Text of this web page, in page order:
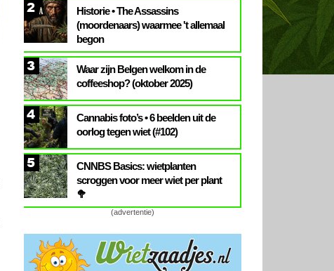
2
Historie • The Assassins
(moordenaars) waarmee 't allemaal
begon
3
Waar zijn Belgen welkom in de
coffeeshop? (oktober 2025)
4
Cannabis foto’s • 6 beelden uit de
oorlog tegen wiet (#102)
5
CNNBS Basics: wietplanten
scroggen voor meer wiet per plant
🥦
(advertentie)